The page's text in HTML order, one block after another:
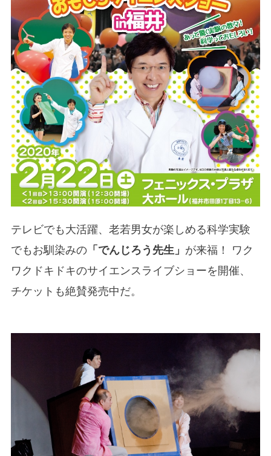
テレビでも大活躍、老若男女が楽しめる科学実験
でもお馴染みの「でんじろう先生」 が来福！ ワク
ワクドキドキのサイエンスライブショーを開催、
チケットも絶賛発売中だ。